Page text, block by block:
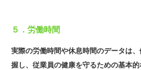
５．労働時間
実際の労働時間や休息時間のデータは
握し、従業員の健康を守るための基本的